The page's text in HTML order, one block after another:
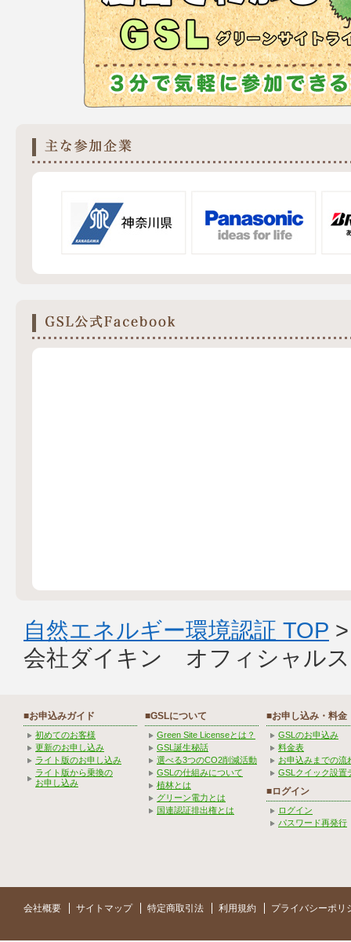
自然エネルギー環境認証 TOP
会社ダイキン オフィシャル
■お申込みガイド
初めてのお客様
更新のお申し込み
ライト版のお申し込み
ライト版から乗換の
お申し込み
■GSLについて
Green Site Licenseとは？
GSL誕生秘話
選べる3つのCO2削減活動
GSLの仕組みについて
植林とは
グリーン電力とは
国連認証排出権とは
■お申し込み・料金
GSLのお申込み
料金表
お申込みまでの流
GSLクイック設置
■ログイン
ログイン
パスワード再発行
会社概要 サイトマップ 特定商取引法 利用規約 プライバシーポリ